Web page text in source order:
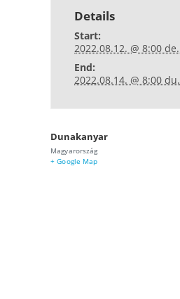
Details
Start:
2022.08.12. @ 8:00 de.
End:
2022.08.14. @ 8:00 du.
Dunakanyar
Magyarország
+ Google Map